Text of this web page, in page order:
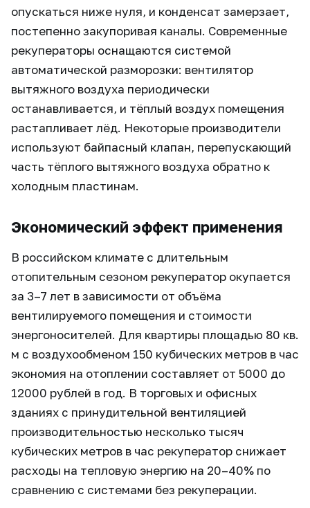
опускаться ниже нуля, и конденсат замерзает,
постепенно закупоривая каналы. Современные
рекуператоры оснащаются системой
автоматической разморозки: вентилятор
вытяжного воздуха периодически
останавливается, и тёплый воздух помещения
растапливает лёд. Некоторые производители
используют байпасный клапан, перепускающий
часть тёплого вытяжного воздуха обратно к
холодным пластинам.
Экономический эффект применения
В российском климате с длительным
отопительным сезоном рекуператор окупается
за 3–7 лет в зависимости от объёма
вентилируемого помещения и стоимости
энергоносителей. Для квартиры площадью 80 кв.
м с воздухообменом 150 кубических метров в час
экономия на отоплении составляет от 5000 до
12000 рублей в год. В торговых и офисных
зданиях с принудительной вентиляцией
производительностью несколько тысяч
кубических метров в час рекуператор снижает
расходы на тепловую энергию на 20–40% по
сравнению с системами без рекуперации.